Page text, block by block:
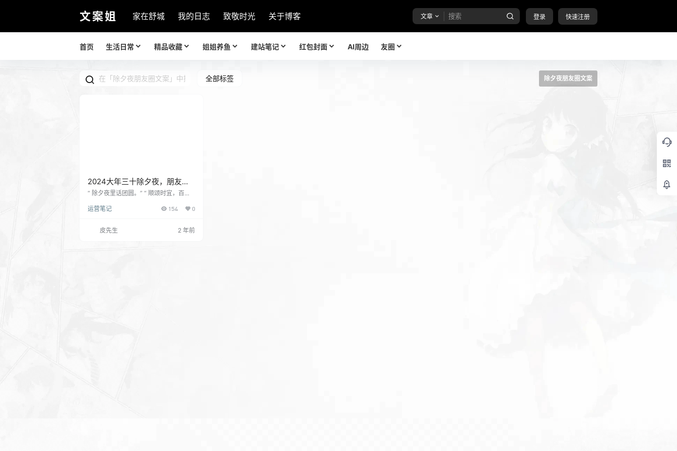
文案姐 家在舒城 我的日志 致敬时光 关于博客 文章 登录 快速注册
首页 生活日常 精品收藏 姐姐养鱼 建站笔记 红包封面 AI周边 友圈
全部标签 除夕夜朋友圈文案
2024大年三十除夕夜，朋友圈
建议这样发
“ 除夕夜里话团圆。” “ 顺颂时宜，百事
尔尔，烟火年年。” “ 爱就是要一起吃年
年初月，盼快乐无暇。” “ 万事皆顺意，
喜乐常相伴。” “ 历添新岁月，烟火满风
运营笔记 154 0
皮先生 2 年前